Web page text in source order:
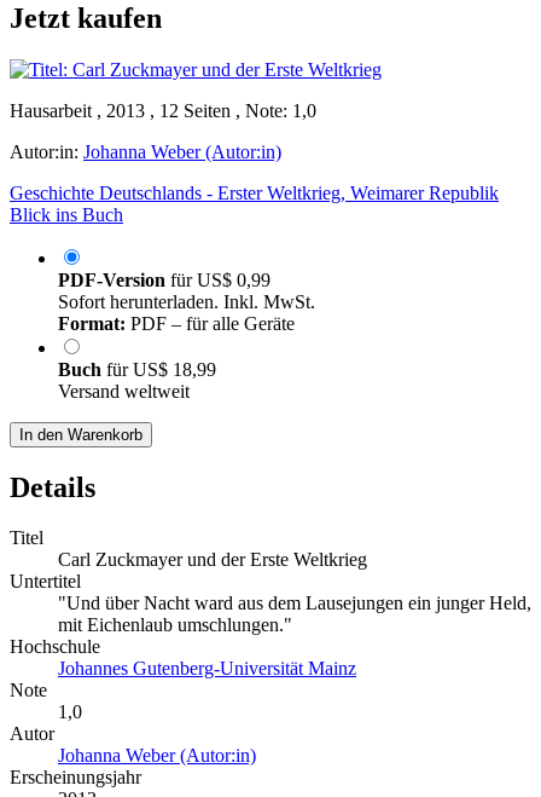
Jetzt kaufen
Hausarbeit , 2013 , 12 Seiten , Note: 1,0
Autor:in: Johanna Weber (Autor:in)
Geschichte Deutschlands - Erster Weltkrieg, Weimarer Republik
Blick ins Buch
PDF-Version fürUS$ 0,99
Sofort herunterladen. Inkl. MwSt.
Format: PDF – für alle Geräte
Buch fürUS$ 18,99
Versand weltweit
In den Warenkorb
Details
Titel
Carl Zuckmayer und der Erste Weltkrieg
Untertitel
"Und über Nacht ward aus dem Lausejungen ein junger Held,
mit Eichenlaub umschlungen."
Hochschule
Johannes Gutenberg-Universität Mainz
Note
1,0
Autor
Johanna Weber (Autor:in)
Erscheinungsjahr